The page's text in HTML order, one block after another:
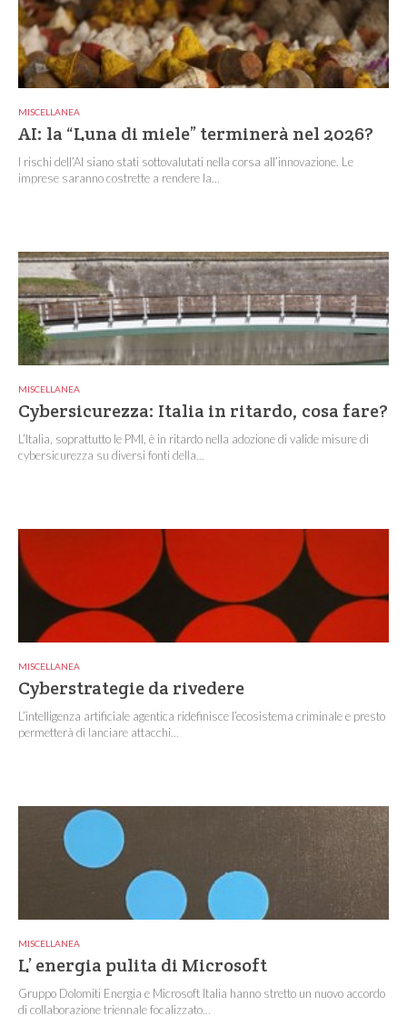
MISCELLANEA
AI: la “Luna di miele” terminerà nel 2026?
I rischi dell’AI siano stati sottovalutati nella corsa all’innovazione. Le
imprese saranno costrette a rendere la...
MISCELLANEA
Cybersicurezza: Italia in ritardo, cosa fare?
L’Italia, soprattutto le PMI, è in ritardo nella adozione di valide misure di
cybersicurezza su diversi fonti della...
MISCELLANEA
Cyberstrategie da rivedere
L’intelligenza artificiale agentica ridefinisce l’ecosistema criminale e presto
permetterà di lanciare attacchi...
MISCELLANEA
L’ energia pulita di Microsoft
Gruppo Dolomiti Energia e Microsoft Italia hanno stretto un nuovo accordo
di collaborazione triennale focalizzato...